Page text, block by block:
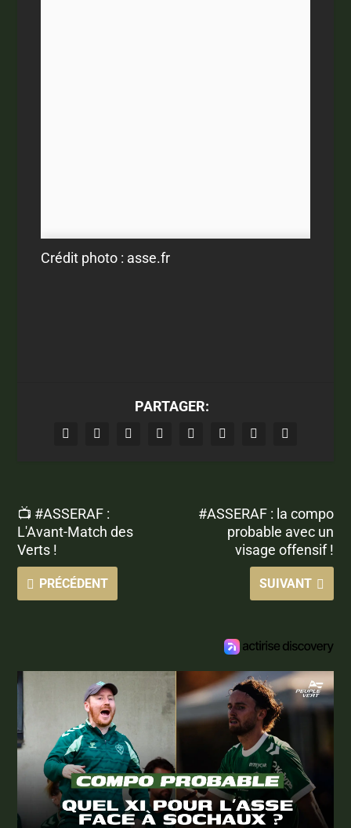
Crédit photo : asse.fr
PARTAGER:
📺 #ASSERAF :
L'Avant-Match des
Verts !
PRÉCÉDENT
#ASSERAF : la compo
probable avec un
visage offensif !
SUIVANT